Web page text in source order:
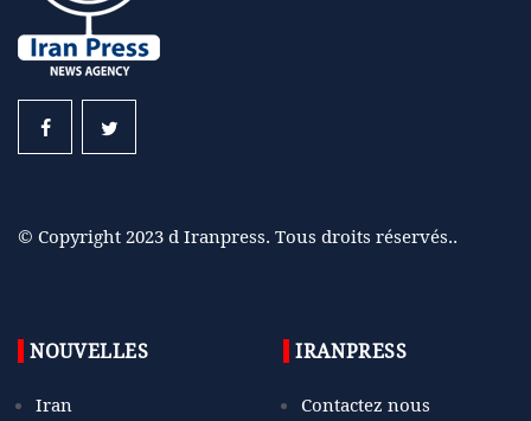
© Copyright 2023 d Iranpress. Tous droits réservés..
NOUVELLES
Iran
IRANPRESS
Contactez nous